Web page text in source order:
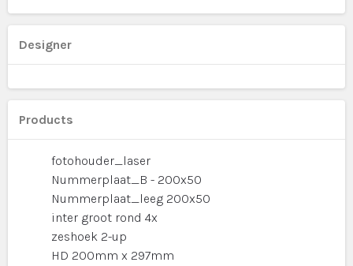
Designer
Products
fotohouder_laser
Nummerplaat_B - 200x50
Nummerplaat_leeg 200x50
inter groot rond 4x
zeshoek 2-up
HD 200mm x 297mm